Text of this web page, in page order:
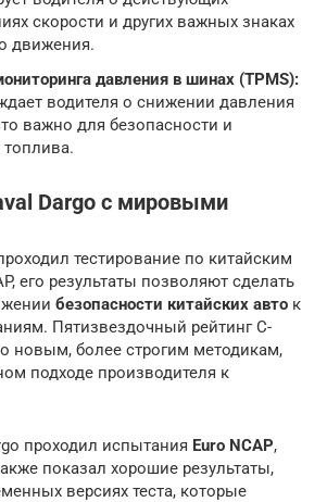
скорости и других важных знаках
движения.
давления в шинах (TPMS):
водителя о снижении давления
важно для безопасности и
Dargo с мировыми
тестирование по китайским
его результаты позволяют сделать
безопасности китайских авто к
Пятизвездочный рейтинг C-
новым, более строгим методикам,
подходе производителя к
проходил испытания Euro NCAP,
показал хорошие результаты,
версиях теста, которые